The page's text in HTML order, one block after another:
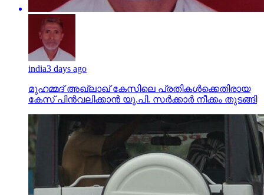
india3 days ago
മുഹമ്മദ് അഖ്‌ലാഖ് കേസിലെ പ്രതികള്‍ക്കെതിരായ
കേസ് പിന്‍വലിക്കാന്‍ യു.പി. സര്‍ക്കാര്‍ നീക്കം തുടങ്ങി